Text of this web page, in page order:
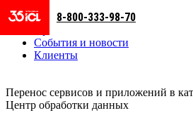
Направления
События и новости
Клиенты
8-800-333-98-70
Перенос сервисов и приложений в
Центр обработки данных